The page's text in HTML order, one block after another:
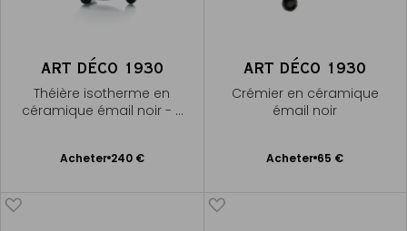
ART DÉCO 1930
Théière isotherme en
céramique émail noir - 7
Acheter 240 €
Ajouter
ART DÉCO 1930
Crémier en céramique
émail noir
Acheter 65 €
Ajouter